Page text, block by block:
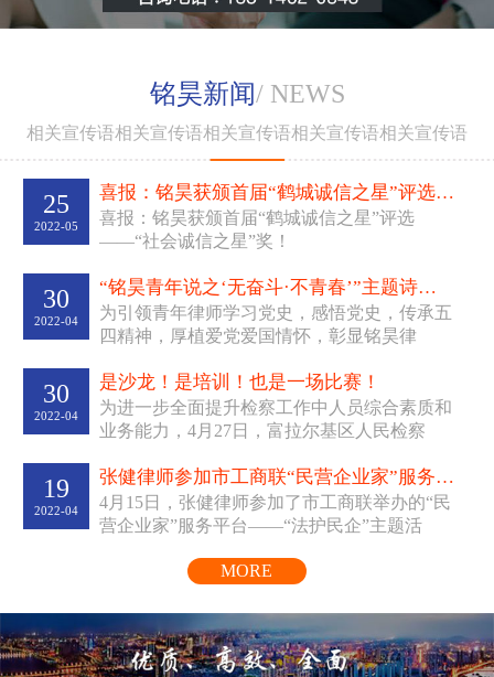
刑事风险防范。
为自由呐
及家属的认可。办理过多起
案，曾为呼兰“涉黑四大家族
曾为黑龙江克东“
崔氏兄
弟”涉黑案件主犯担任辩护
副总经理、哈尔滨电信公司
总经理梁某“千万 元受贿
案”担任辩护人。张健律师研
事风险防范五大法宝
企业家预防风险、防范刑事
企业家们的一致认可。张健
律师辩护词《李某持刀杀人
判处五年有期徒刑》已
《中国刑辩大律师》
共同著作有《登峰律途》、
《走进盈科大律师》等。
铭昊新闻/ NEWS
相关宣传语相关宣传语相关宣传语相关宣传语相关宣传语
25
2022-05
喜报：铭昊获颁首届“鹤城诚信之星”评选——“...
喜报：铭昊获颁首届“鹤城诚信之星”评选
——“社会诚信之星”奖！
30
2022-04
“铭昊青年说之‘无奋斗·不青春’”主题诗歌会侧记
为引领青年律师学习党史，感悟党史，传承五
四精神，厚植爱党爱国情怀，彰显铭昊律
30
2022-04
是沙龙！是培训！也是一场比赛！
为进一步全面提升检察工作中人员综合素质和
业务能力，4月27日，富拉尔基区人民检察
19
2022-04
张健律师参加市工商联“民营企业家”服务平台—...
4月15日，张健律师参加了市工商联举办的“民
营企业家”服务平台——“法护民企”主题活
MORE